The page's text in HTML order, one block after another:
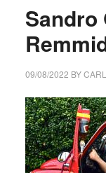
Sandro
09/08/2022 BY